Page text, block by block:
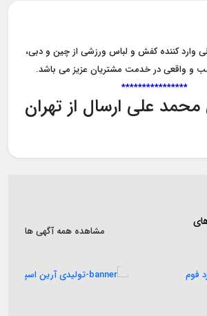
وارد کننده کفش و لباس ورزشی از چین و دبی،
و واقعی در خدمت مشتریان عزیز می باشد.
****************
محمد علی ارسال از تهران
مشاهده همه آگهی ها